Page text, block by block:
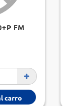
FM
carro